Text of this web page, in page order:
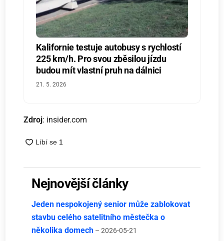
Kalifornie testuje autobusy s rychlostí
225 km/h. Pro svou zběsilou jízdu
budou mít vlastní pruh na dálnici
21. 5. 2026
Zdroj: insider.com
Nejnovější články
Jeden nespokojený senior může zablokovat
stavbu celého satelitního městečka o
několika domech – 2026-05-21